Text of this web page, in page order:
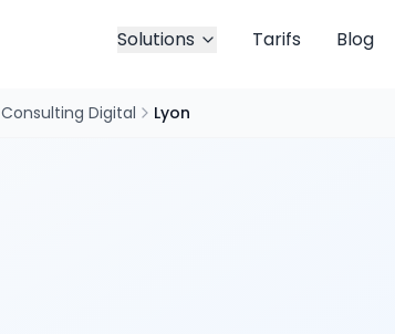
Solutions Tarifs Blog
Consulting Digital Lyon